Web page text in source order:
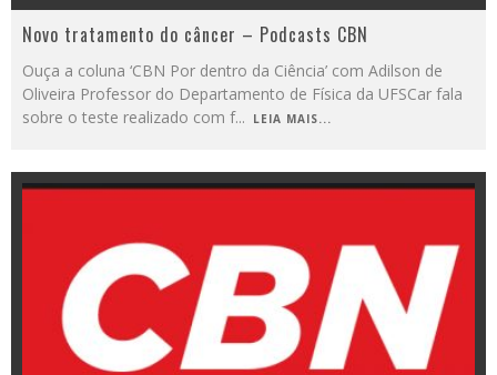
Novo tratamento do câncer – Podcasts CBN
Ouça a coluna ‘CBN Por dentro da Ciência’ com Adilson de
Oliveira Professor do Departamento de Física da UFSCar fala
sobre o teste realizado com f... LEIA MAIS...